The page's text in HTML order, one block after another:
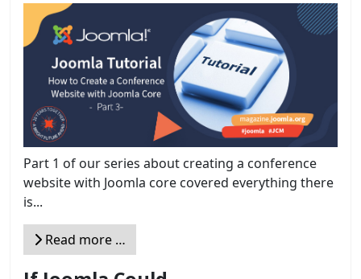
Part 1 of our series about creating a conference
website with Joomla core covered everything there
is...
Read more …